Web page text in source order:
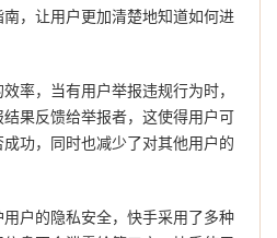
，让用户更加清楚地知道如何进
率，当有用户举报违规行为时，
果反馈给举报者，这使得用户可
功，同时也减少了对其他用户的
户的隐私安全，快手采用了多种